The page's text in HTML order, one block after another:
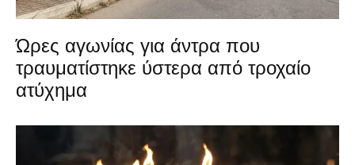
Ώρες αγωνίας για άντρα που
τραυματίστηκε ύστερα από τροχαίο
ατύχημα